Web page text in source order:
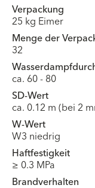
Verpackung
25 kg Eimer
Menge der
32
ca. 60 - 80
SD-Wert
ca. 0.12 m (bei 2
W-Wert
W3 niedrig
Haftfestigkeit
≥ 0.3 MPa
Brandverhalten